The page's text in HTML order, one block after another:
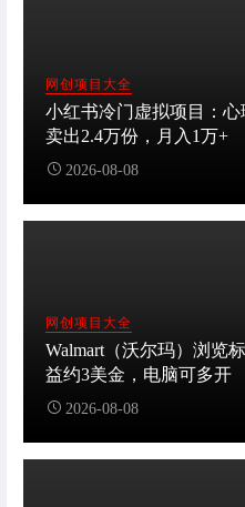
网创项目大全
小红书冷门虚拟项目：心
卖出2.4万份，月入1万+
2026-08-08
网创项目大全
Walmart（沃尔玛）浏览
益约3美金，电脑可多开
2026-08-08